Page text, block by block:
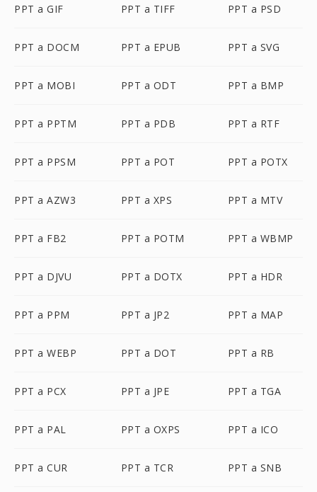
PPT a GIF PPT a TIFF PPT a PSD
PPT a DOCM PPT a EPUB PPT a SVG
PPT a MOBI PPT a ODT PPT a BMP
PPT a PPTM PPT a PDB PPT a RTF
PPT a PPSM PPT a POT PPT a POTX
PPT a AZW3 PPT a XPS PPT a MTV
PPT a FB2 PPT a POTM PPT a WBMP
PPT a DJVU PPT a DOTX PPT a HDR
PPT a PPM PPT a JP2 PPT a MAP
PPT a WEBP PPT a DOT PPT a RB
PPT a PCX PPT a JPE PPT a TGA
PPT a PAL PPT a OXPS PPT a ICO
PPT a CUR PPT a TCR PPT a SNB